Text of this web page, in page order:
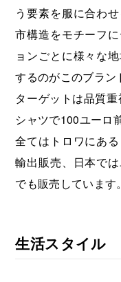
う要素を服に合わ
市構造をモチーフ
ョンごとに様々な
するのがこのブラン
ターゲットは品質
シャツで100ユーロ
全てはトロワにあ
輸出販売、日本で
でも販売しています。
生活スタイル